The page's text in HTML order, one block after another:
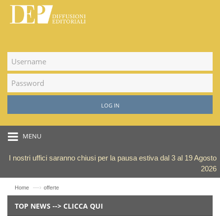
LOG IN
MENU
I nostri uffici saranno chiusi per la pausa estiva dal 3 al 19 Agosto
2026
Home —› offerte
TOP NEWS --> CLICCA QUI